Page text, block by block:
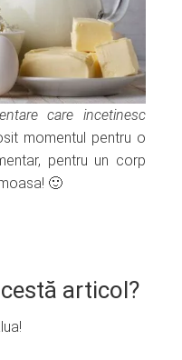
care incetinesc
momentul pentru o
pentru un corp
🙂
articol?